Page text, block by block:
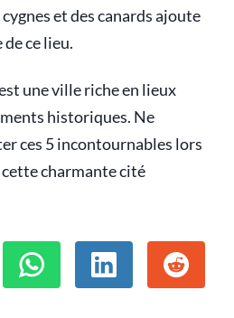
et des canards ajoute
ce lieu.
une ville riche en lieux
historiques. Ne
ces 5 incontournables lors
charmante cité